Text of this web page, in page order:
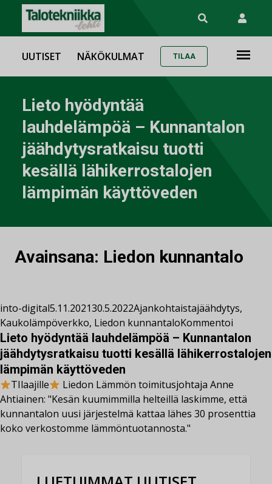
UUTISET NÄKÖKULMAT TILAA
Lieto hyödyntää
lauhdelämpöä – Kunnantalon
jäähdytysratkaisu tuotti
kesällä lähikerrostalojen
lämpimän käyttöveden
Avainsana: Liedon kunnantalo
into-digital5.11.202130.5.2022Ajankohtaistajäähdytys,
Kaukolämpöverkko, Liedon kunnantaloKommentoi
Lieto hyödyntää lauhdelämpöä – Kunnantalon
jäähdytysratkaisu tuotti kesällä lähikerrostalojen
lämpimän käyttöveden
TIlaajille
Liedon Lämmön toimitusjohtaja Anne
Ahtiainen: "Kesän kuumimmilla helteillä laskimme, että
kunnantalon uusi järjestelmä kattaa lähes 30 prosenttia
koko verkostomme lämmöntuotannosta."